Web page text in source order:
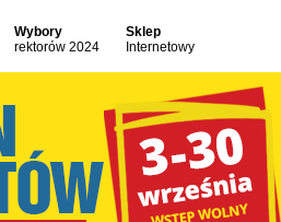
Wybory
rektorów 2024
Sklep
Internetowy